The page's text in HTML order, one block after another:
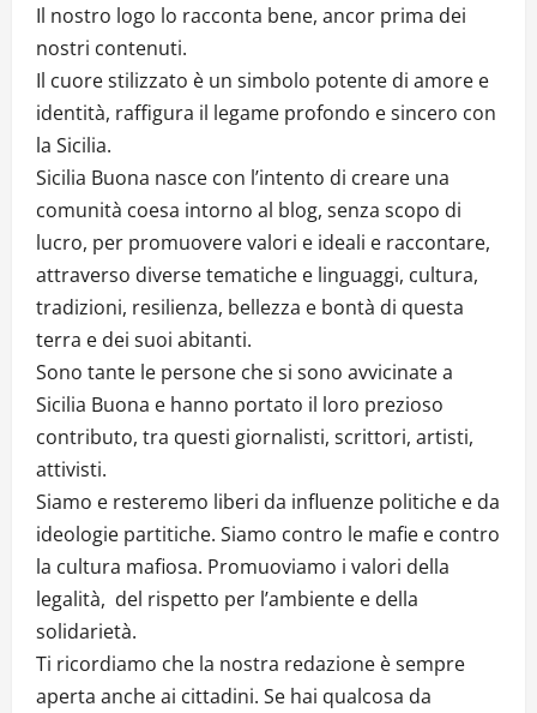
Il nostro logo lo racconta bene, ancor prima dei
nostri contenuti.
Il cuore stilizzato è un simbolo potente di amore e
identità, raffigura il legame profondo e sincero con
la Sicilia.
Sicilia Buona nasce con l’intento di creare una
comunità coesa intorno al blog, senza scopo di
lucro, per promuovere valori e ideali e raccontare,
attraverso diverse tematiche e linguaggi, cultura,
tradizioni, resilienza, bellezza e bontà di questa
terra e dei suoi abitanti.
Sono tante le persone che si sono avvicinate a
Sicilia Buona e hanno portato il loro prezioso
contributo, tra questi giornalisti, scrittori, artisti,
attivisti.
Siamo e resteremo liberi da influenze politiche e da
ideologie partitiche. Siamo contro le mafie e contro
la cultura mafiosa. Promuoviamo i valori della
legalità, del rispetto per l’ambiente e della
solidarietà.
Ti ricordiamo che la nostra redazione è sempre
aperta anche ai cittadini. Se hai qualcosa da